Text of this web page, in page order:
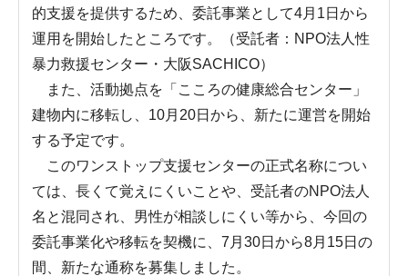
的支援を提供するため、委託事業として4月1日から
運用を開始したところです。（受託者：NPO法人性
暴力救援センター・大阪SACHICO）
また、活動拠点を「こころの健康総合センター」
建物内に移転し、10月20日から、新たに運営を開始
する予定です。
このワンストップ支援センターの正式名称につい
ては、長くて覚えにくいことや、受託者のNPO法人
名と混同され、男性が相談しにくい等から、今回の
委託事業化や移転を契機に、7月30日から8月15日の
間、新たな通称を募集しました。